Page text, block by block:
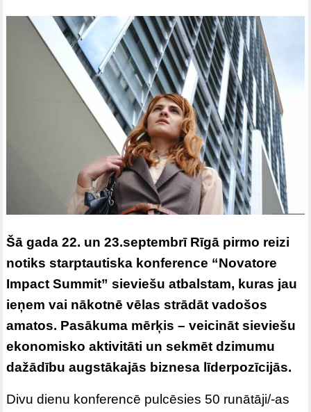
Šā gada 22. un 23.septembrī Rīgā pirmo reizi
notiks starptautiska konference “Novatore
Impact Summit” sieviešu atbalstam, kuras jau
ieņem vai nākotnē vēlas strādāt vadošos
amatos. Pasākuma mērķis – veicināt sieviešu
ekonomisko aktivitāti un sekmēt dzimumu
dažādību augstākajās biznesa līderpozīcijās.
Divu dienu konferencē pulcēsies 50 runātāji/-as